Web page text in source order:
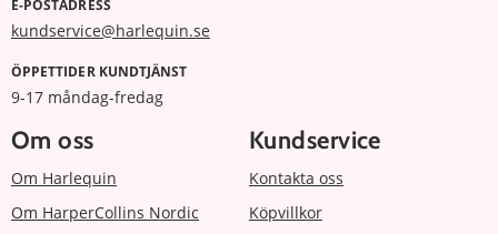
E-POSTADRESS
kundservice@harlequin.se
ÖPPETTIDER KUNDTJÄNST
9-17 måndag-fredag
Om oss
Om Harlequin
Om HarperCollins Nordic
Kundservice
Kontakta oss
Köpvillkor